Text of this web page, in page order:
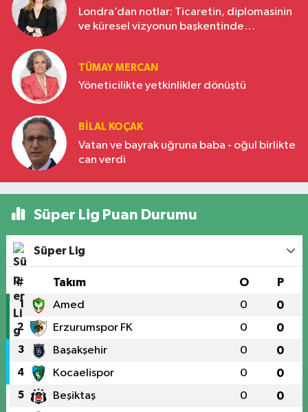
Londra’dan notlar: Ticaretin, diplomasinin
ve küresel vizyonun başkentinde
TÜMAY MERCAN
Yöneticilikte yetkinlikler dönüştü
BILAL KOÇAK
Vatan ve bayrak uğruna baba - oğul birlikte
can verdi
Süper Lig Puan Durumu
Süper Lig
# Takım O P
1 Amed 0 0
2 Erzurumspor FK 0 0
3 Başakşehir 0 0
4 Kocaelispor 0 0
5 Beşiktaş 0 0